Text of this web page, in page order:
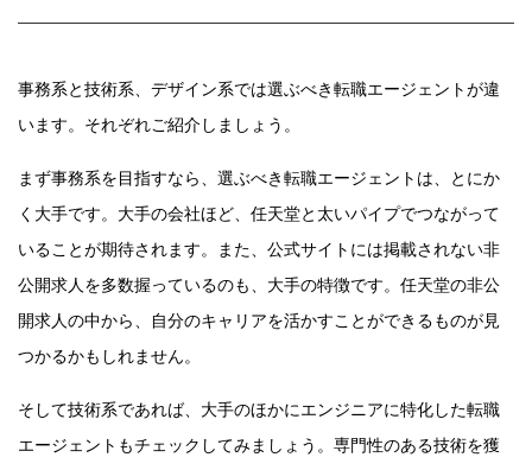
事務系と技術系、デザイン系では選ぶべき転職エージェントが違
います。それぞれご紹介しましょう。
まず事務系を目指すなら、選ぶべき転職エージェントは、とにか
く大手です。大手の会社ほど、任天堂と太いパイプでつながって
いることが期待されます。また、公式サイトには掲載されない非
公開求人を多数握っているのも、大手の特徴です。任天堂の非公
開求人の中から、自分のキャリアを活かすことができるものが見
つかるかもしれません。
そして技術系であれば、大手のほかにエンジニアに特化した転職
エージェントもチェックしてみましょう。専門性のある技術を獲